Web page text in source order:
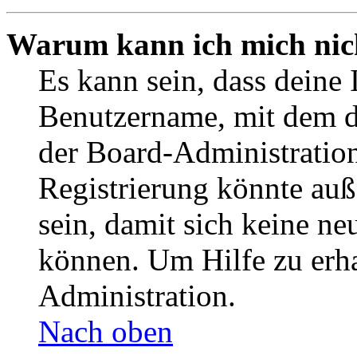
Warum kann ich mich
Es kann sein, dass
Benutzername, mit dem
der Board-
Registrierung könnte
sein, damit sich keine
können. Um Hilfe zu
Administration.
Nach oben